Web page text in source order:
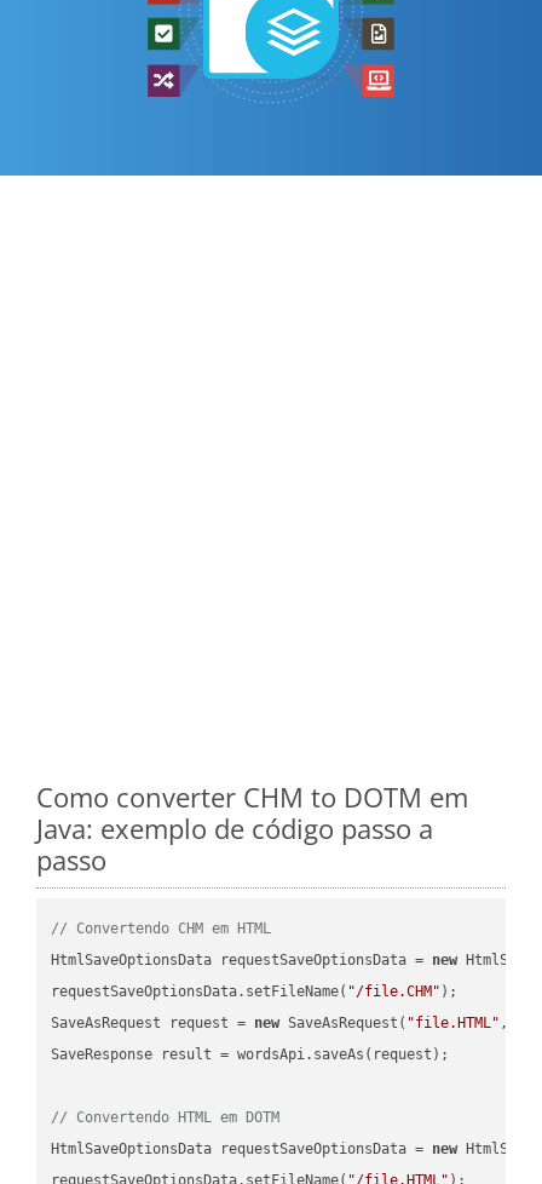
Como converter CHM to DOTM em
Java: exemplo de código passo a
passo
// Convertendo CHM em HTML
HtmlSaveOptionsData requestSaveOptionsData = new
requestSaveOptionsData.setFileName( "/file.CHM" );
SaveAsRequest request = new SaveAsRequest( "file.HTML"
SaveResponse result = wordsApi.saveAs(request);
// Convertendo HTML em DOTM
HtmlSaveOptionsData requestSaveOptionsData = new
requestSaveOptionsData.setFileName( "/file.HTML" );